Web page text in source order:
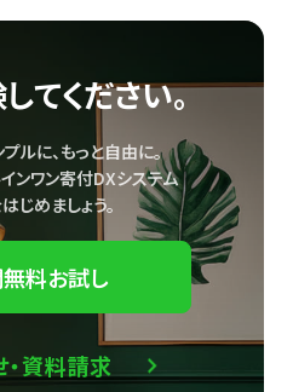
てください。
ルに、もっと自由に。
ンワン寄付DXシステム
じめましょう。
料お試し
資料請求